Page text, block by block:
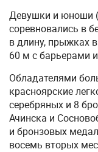
Девушки и юноши
соревновались в
в длину, прыжках
60 м с барьерами
Обладателями
красноярские
серебряных и 8
Ачинска и
и бронзовых
восемь вторых